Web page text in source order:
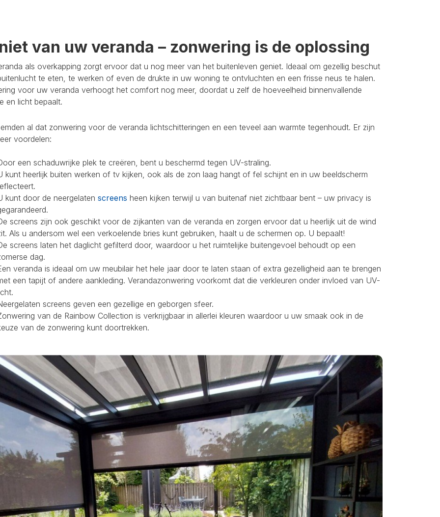
van uw veranda – zonwering is de oplossing
als overkapping zorgt ervoor dat u nog meer van het buitenleven geniet. Ideaal om gezellig beschut
te eten, te werken of even de drukte in uw woning te ontvluchten en een frisse neus te halen.
voor uw veranda verhoogt het comfort nog meer, doordat u zelf de hoeveelheid binnenvallende
en licht bepaalt.
al dat zonwering voor de veranda lichtschitteringen en een teveel aan warmte tegenhoudt. Er zijn
voordelen:
een schaduwrijke plek te creëren, bent u beschermd tegen UV-straling.
kunt heerlijk buiten werken of tv kijken, ook als de zon laag hangt of fel schijnt en in uw beeldscherm
kunt door de neergelaten screens heen kijken terwijl u van buitenaf niet zichtbaar bent – uw privacy is
screens zijn ook geschikt voor de zijkanten van de veranda en zorgen ervoor dat u heerlijk uit de wind
Als u andersom wel een verkoelende bries kunt gebruiken, haalt u de schermen op. U bepaalt!
screens laten het daglicht gefilterd door, waardoor u het ruimtelijke buitengevoel behoudt op een
dag.
veranda is ideaal om uw meubilair het hele jaar door te laten staan of extra gezelligheid aan te brengen
een tapijt of andere aankleding. Verandazonwering voorkomt dat die verkleuren onder invloed van UV-
screens geven een gezellige en geborgen sfeer.
van de Rainbow Collection is verkrijgbaar in allerlei kleuren waardoor u uw smaak ook in de
van de zonwering kunt doortrekken.